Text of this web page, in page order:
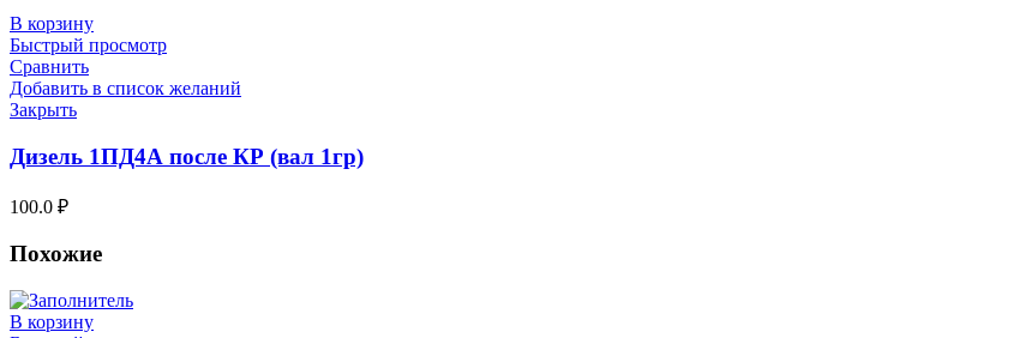
В корзину
Быстрый просмотр
Сравнить
Добавить в список желаний
Закрыть
Дизель 1ПД4А после КР (вал 1гр)
100.0 ₽
Похожие
В корзину